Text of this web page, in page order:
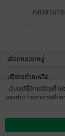
คุณสามา
เลือกหมวดหมู่
บริการช่วยเหลือ
เกี่ยวกับเรา
ดาวน์
เว็บไซต์นี้มีการใช้คุกกี้ โ
ของท่าน ท่านสามารถศึก